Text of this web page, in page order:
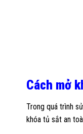
Cách mở
Trong quá trình
khóa tủ sắt an